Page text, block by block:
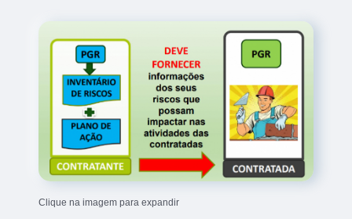
Clique na imagem para expandir